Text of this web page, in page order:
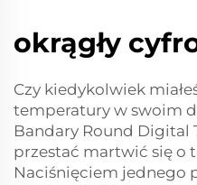
okrągły
Czy kiedykolwiek
temperatury w swoim
Bandary Round Digital
przestać martwić się o
Naciśnięciem jednego